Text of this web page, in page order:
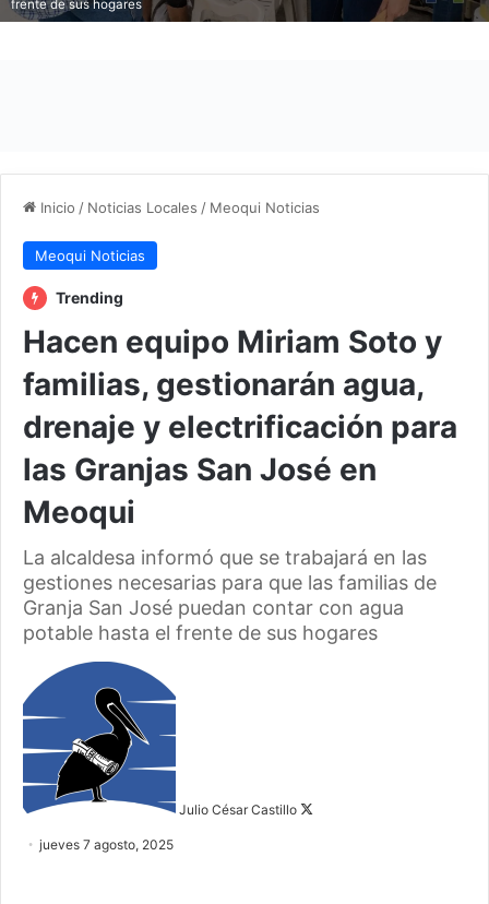
frente de sus hogares
Inicio / Noticias Locales / Meoqui Noticias
Meoqui Noticias
Trending
Hacen equipo Miriam Soto y
familias, gestionarán agua,
drenaje y electrificación para
las Granjas San José en
Meoqui
La alcaldesa informó que se trabajará en las
gestiones necesarias para que las familias de
Granja San José puedan contar con agua
potable hasta el frente de sus hogares
Julio César Castillo
jueves 7 agosto, 2025